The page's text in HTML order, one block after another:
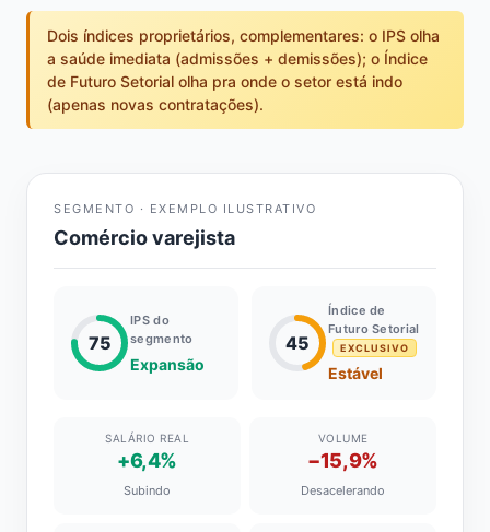
Dois índices proprietários, complementares: o IPS olha
a saúde imediata (admissões + demissões); o Índice
de Futuro Setorial olha pra onde o setor está indo
(apenas novas contratações).
SEGMENTO · EXEMPLO ILUSTRATIVO
Comércio varejista
75
IPS do
segmento
Expansão
45
Índice de
Futuro Setorial
EXCLUSIVO
Estável
SALÁRIO REAL
+6,4%
Subindo
VOLUME
−15,9%
Desacelerando